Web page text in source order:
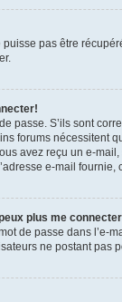
pas être
passe. S’ils sont
forums nécessitent
avez reçu un e-
e-mail fournie,
plus me
de passe dans l’e-
ne postant pas